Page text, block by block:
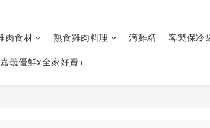
肉食材 熟食雞肉料理 滴雞精
客製保冷
嘉義優鮮x全家好賣+